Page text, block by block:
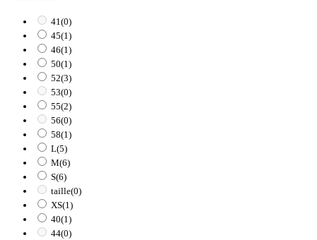
41(0)
45(1)
46(1)
50(1)
52(3)
53(0)
55(2)
56(0)
58(1)
L(5)
M(6)
S(6)
taille(0)
XS(1)
40(1)
44(0)